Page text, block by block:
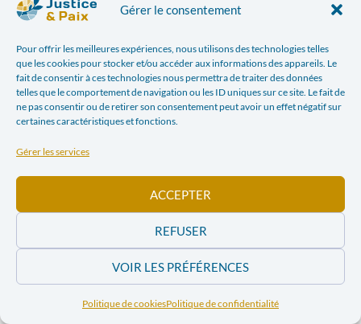
Gérer le consentement
Pour offrir les meilleures expériences, nous utilisons des technologies telles
que les cookies pour stocker et/ou accéder aux informations des appareils. Le
fait de consentir à ces technologies nous permettra de traiter des données
telles que le comportement de navigation ou les ID uniques sur ce site. Le fait de
ne pas consentir ou de retirer son consentement peut avoir un effet négatif sur
certaines caractéristiques et fonctions.
Gérer les services
ACCEPTER
REFUSER
VOIR LES PRÉFÉRENCES
Politique de cookiesPolitique de confidentialité
L’AIFM est également chargée d’accorder des permis
minérales dans la zone internationale des fonds marins
: « l’exploration et l’exploitation des minéraux des
fonds marins dans la Zone ne peuvent être entreprises
que dans le cadre d’un contrat avec l’Autorité
à ses règles, à ses réglementations et à ses
procédures. Les contrats peuvent être conclus à la fois
avec des entreprises minières publiques et privées à
condition qu’elles soient parrainées par un État partie
à la Convention et remplissent certains critères en
matière de capacités technologiques et financières